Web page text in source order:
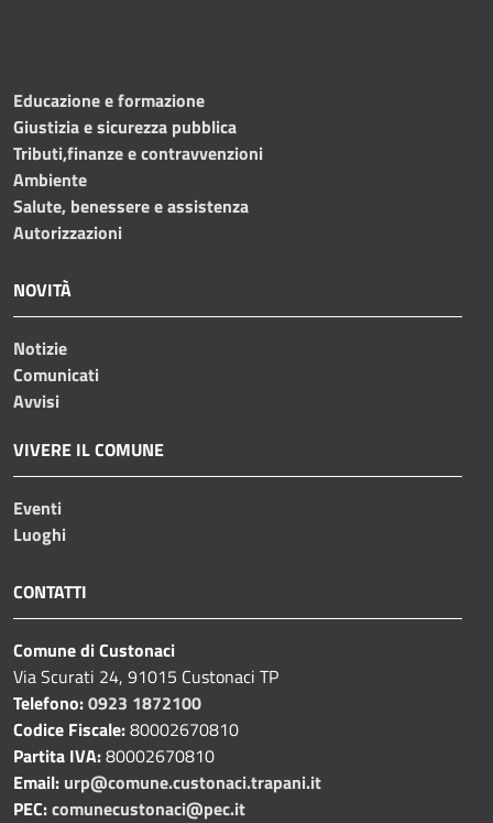
Educazione e formazione
Giustizia e sicurezza pubblica
Tributi,finanze e contravvenzioni
Ambiente
Salute, benessere e assistenza
Autorizzazioni
NOVITÀ
Notizie
Comunicati
Avvisi
VIVERE IL COMUNE
Eventi
Luoghi
CONTATTI
Comune di Custonaci
Via Scurati 24, 91015 Custonaci TP
Telefono:0923 1872100
Codice Fiscale:80002670810
Partita IVA:80002670810
Email: urp@comune.custonaci.trapani.it
PEC:comunecustonaci@pec.it